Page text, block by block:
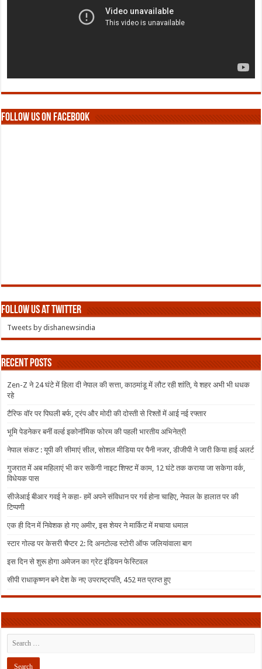
Follow us on Facebook
Follow us at Twitter
Tweets by dishanewsindia
Recent Posts
Zen-Z ने 24 घंटे में हिला दी नेपाल की सत्ता, काठमांडू में लौट रही शांति, ये शहर अभी भी धधक
रहे
टैरिफ वॉर पर पिघली बर्फ, ट्रंप और मोदी की दोस्ती से रिश्तों में आई नई रफ्तार
भूमि पेडनेकर बनीं वर्ल्ड इकोनॉमिक फोरम की पहली भारतीय अभिनेत्री
नेपाल संकट : यूपी की सीमाएं सील, सोशल मीडिया पर पैनी नजर, डीजीपी ने जारी किया हाई अलर्ट
गुजरात में अब महिलाएं भी कर सकेंगी नाइट शिफ्ट में काम, 12 घंटे तक कराया जा सकेगा वर्क,
विधेयक पास
सीजेआई बीआर गवई ने कहा- हमें अपने संविधान पर गर्व होना चाहिए, नेपाल के हालात पर की
टिप्पणी
एक ही दिन में निवेशक हो गए अमीर, इस शेयर ने मार्किट में मचाया धमाल
स्टार गोल्ड पर केसरी चैप्टर 2: दि अनटोल्ड स्टोरी ऑफ जलियांवाला बाग
इस दिन से शुरू होगा अमेजन का ग्रेट इंडियन फेस्टिवल
सीपी राधाकृष्णन बने देश के नए उपराष्ट्रपति, 452 मत प्राप्त हुए